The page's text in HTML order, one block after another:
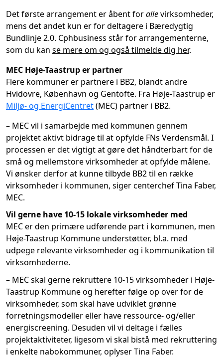
Det første arrangement er åbent forallevirksomheder,
mens det andet kun er for deltagere i Bæredygtig
Bundlinje 2.0. Cphbusiness står for arrangementerne,
som du kan se mere om og også tilmelde dig her.
MEC Høje-Taastrup er partner
Flere kommuner er partnere i BB2, blandt andre
Hvidovre, København og Gentofte. Fra Høje-Taastrup er
Miljø- og EnergiCentret(MEC) partner i BB2.
– MEC vil i samarbejde med kommunen gennem
projektet aktivt bidrage til at opfylde FNs Verdensmål. I
processen er det vigtigt at gøre det håndterbart for de
små og mellemstore virksomheder at opfylde målene.
Vi ønsker derfor at kunne tilbyde BB2 til en række
virksomheder i kommunen, siger centerchef Tina Faber,
MEC.
Vil gerne have 10-15 lokale virksomheder med
MEC er den primære udførende part i kommunen, men
Høje-Taastrup Kommune understøtter, bl.a. med
udpege relevante virksomheder og i kommunikation til
virksomhederne.
– MEC skal gerne rekruttere 10-15 virksomheder i Høje-
Taastrup Kommune og herefter følge op over for de
virksomheder, som skal have udviklet grønne
forretningsmodeller eller have ressource- og/eller
energiscreening. Desuden vil vi deltage i fælles
projektaktiviteter, ligesom vi skal bistå med rekruttering
i enkelte nabokommuner, oplyser Tina Faber.